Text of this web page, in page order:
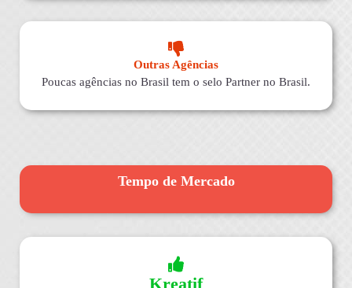
Outras Agências
Poucas agências no Brasil tem o selo Partner no Brasil.
Tempo de Mercado
Kreatif